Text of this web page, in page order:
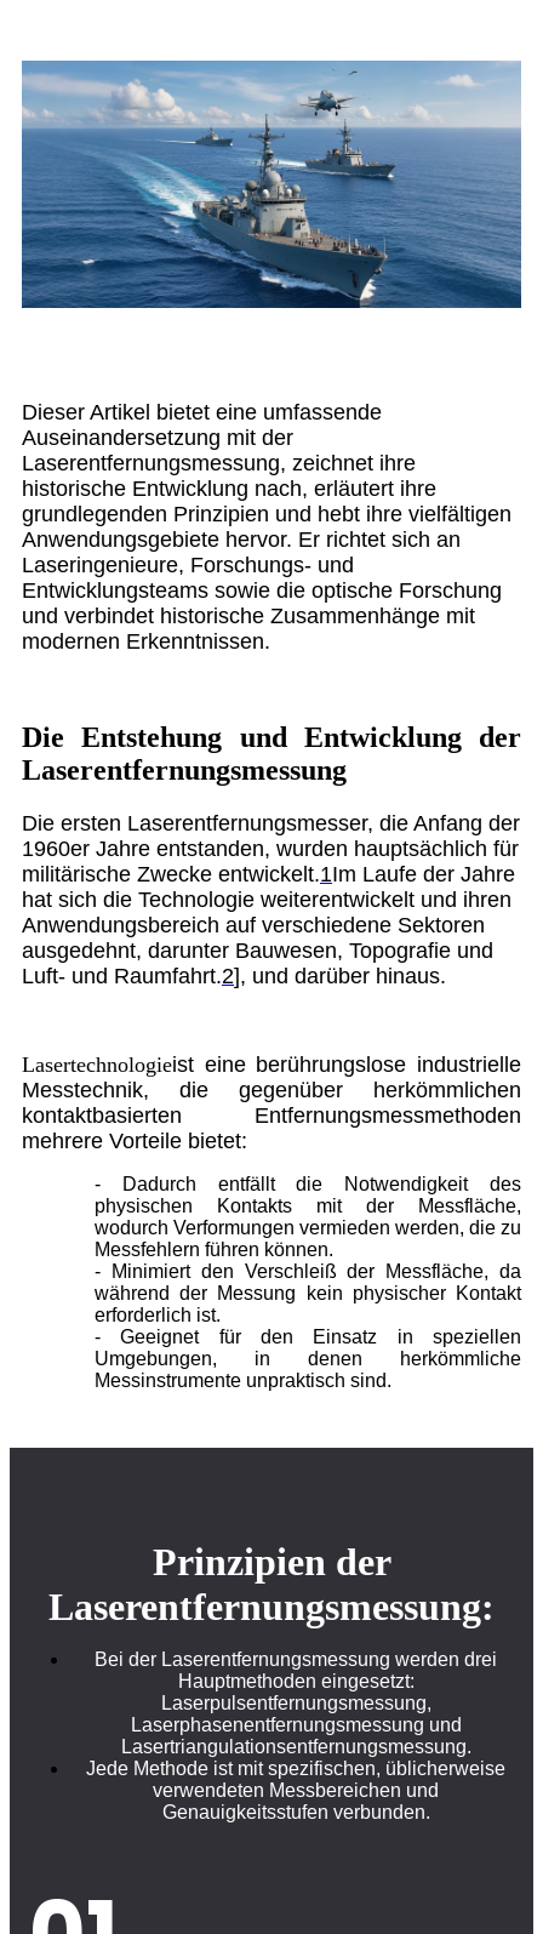
Dieser Artikel bietet eine umfassende
Auseinandersetzung mit der
Laserentfernungsmessung, zeichnet ihre
historische Entwicklung nach, erläutert ihre
grundlegenden Prinzipien und hebt ihre vielfältigen
Anwendungsgebiete hervor. Er richtet sich an
Laseringenieure, Forschungs- und
Entwicklungsteams sowie die optische Forschung
und verbindet historische Zusammenhänge mit
modernen Erkenntnissen.
Die Entstehung und Entwicklung der
Laserentfernungsmessung
Die ersten Laserentfernungsmesser, die Anfang der
1960er Jahre entstanden, wurden hauptsächlich für
militärische Zwecke entwickelt.1Im Laufe der Jahre
hat sich die Technologie weiterentwickelt und ihren
Anwendungsbereich auf verschiedene Sektoren
ausgedehnt, darunter Bauwesen, Topografie und
Luft- und Raumfahrt.2], und darüber hinaus.
Lasertechnologieist eine berührungslose industrielle
Messtechnik, die gegenüber herkömmlichen
kontaktbasierten Entfernungsmessmethoden
mehrere Vorteile bietet:
- Dadurch entfällt die Notwendigkeit des
physischen Kontakts mit der Messfläche,
wodurch Verformungen vermieden werden, die zu
Messfehlern führen können.
- Minimiert den Verschleiß der Messfläche, da
während der Messung kein physischer Kontakt
erforderlich ist.
- Geeignet für den Einsatz in speziellen
Umgebungen, in denen herkömmliche
Messinstrumente unpraktisch sind.
Prinzipien der
Laserentfernungsmessung:
Bei der Laserentfernungsmessung werden drei
Hauptmethoden eingesetzt:
Laserpulsentfernungsmessung,
Laserphasenentfernungsmessung und
Lasertriangulationsentfernungsmessung.
Jede Methode ist mit spezifischen, üblicherweise
verwendeten Messbereichen und
Genauigkeitsstufen verbunden.